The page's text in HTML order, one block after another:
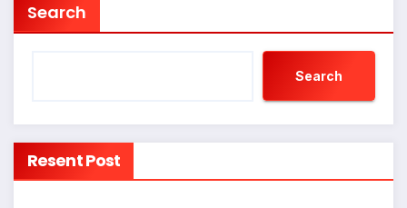
Search
Search
Resent Post